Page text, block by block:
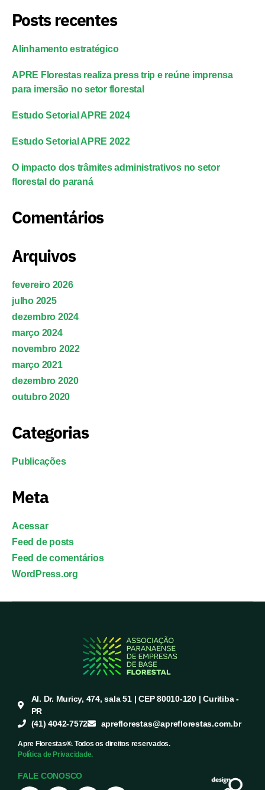
Posts recentes
Alinhamento estratégico
APRE Florestas realiza press trip e reúne imprensa
para imersão no setor florestal
Estudo Setorial APRE 2024
Estudo Setorial APRE 2022
O impacto dos trâmites administrativos no setor
florestal do paraná
Comentários
Arquivos
fevereiro 2026
julho 2025
dezembro 2024
março 2024
novembro 2022
março 2021
dezembro 2020
outubro 2020
Categorias
Publicações
Meta
Acessar
Feed de posts
Feed de comentários
WordPress.org
Al. Dr. Muricy, 474, sala 51 | CEP 80010-120 | Curitiba -
PR
(41) 4042-7572
apreflorestas@apreflorestas.com.br
Apre Florestas®. Todos os direitos reservados.
Política de Privacidade.
FALE CONOSCO